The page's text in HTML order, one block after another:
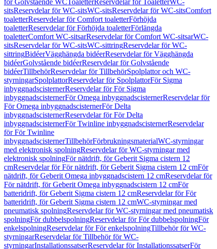
för Golvstående WCToaletterReservdelar för ToaletterWC-
sitsReservdelar för WC-sitsWC-sitsReservdelar för WC-sitsComfort
toaletterReservdelar för Comfort toaletterFörhöjda
toaletterReservdelar för Förhöjda toaletterFörlängda
toaletterComfort WC-sitsarReservdelar för Comfort WC-sitsarWC-
sitsReservdelar för WC-sitsWC-sittringReservdelar för WC-
sittringBidéerVägghängda bidéerReservdelar för Vägghängda
bidéerGolvstående bidéerReservdelar för Golvstående
bidéerTillbehörReservdelar för TillbehörSpolplattor och WC-
styrningarSpolplattorReservdelar för SpolplattorFör Sigma
inbyggnadscisternerReservdelar för För Sigma
inbyggnadscisternerFör Omega inbyggnadscisternerReservdelar för
För Omega inbyggnadscisternerFör Delta
inbyggnadscisternerReservdelar för För Delta
inbyggnadscisternerFör Twinline inbyggnadscisternerReservdelar
för För Twinline
inbyggnadscisternerTillbehörFörbrukningsmaterialWC-styrningar
med elektronisk spolningReservdelar för WC-styrningar med
elektronisk spolningFör nätdrift, för Geberit Sigma cistern 12
cmReservdelar för För nätdrift, för Geberit Sigma cistern 12 cmFör
nätdrift, för Geberit Omega inbyggnadscistern 12 cmReservdelar för
För nätdrift, för Geberit Omega inbyggnadscistern 12 cmFör
batteridrift, för Geberit Sigma cistern 12 cmReservdelar för För
batteridrift, för Geberit Sigma cistern 12 cmWC-styrningar med
pneumatisk spolningReservdelar för WC-styrningar med pneumatisk
spolningFör dubbelspolningReservdelar för För dubbelspolningFör
enkelspolningReservdelar för För enkelspolningTillbehör för WC-
styrningarReservdelar för Tillbehör för WC-
styrningarInstallationssatserReservdelar för InstallationssatserFör